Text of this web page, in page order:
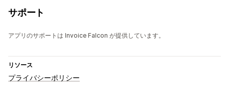
サポート
アプリのサポートは Invoice Falcon が提供しています。
リソース
プライバシーポリシー